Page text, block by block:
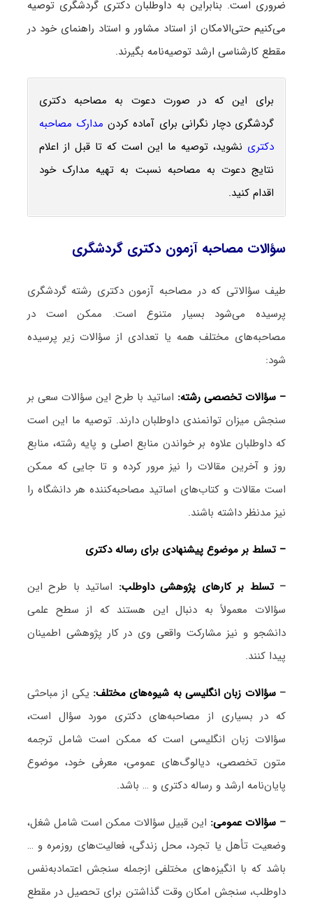
ضروری است. بنابراین به داوطلبان دکتری گردشگری توصیه
می‌کنیم حتی‌الامکان از استاد مشاور و استاد راهنمای خود در
مقطع کارشناسی ارشد توصیه‌نامه بگیرند.
برای این که در صورت دعوت به مصاحبه دکتری
گردشگری دچار نگرانی برای آماده کردن مدارک مصاحبه
دکتری نشوید، توصیه ما این است که تا قبل از اعلام
نتایج دعوت به مصاحبه نسبت به تهیه مدارک خود
اقدام کنید.
سؤالات مصاحبه آزمون دکتری گردشگری
طیف سؤالاتی که در مصاحبه آزمون دکتری رشته گردشگری
پرسیده می‌شود بسیار متنوع است. ممکن است در
مصاحبه‌های مختلف همه یا تعدادی از سؤالات زیر پرسیده
شود:
– سؤالات تخصصی رشته: اساتید با طرح این سؤالات سعی بر
سنجش میزان توانمندی داوطلبان دارند. توصیه ما این است
که داوطلبان علاوه بر خواندن منابع اصلی و پایه رشته، منابع
روز و آخرین مقالات را نیز مرور کرده و تا جایی که ممکن
است مقالات و کتاب‌های اساتید مصاحبه‌کننده هر دانشگاه را
نیز مدنظر داشته باشند.
– تسلط بر موضوع پیشنهادی برای رساله دکتری
–تسلط بر کارهای پژوهشی داوطلب: اساتید با طرح این
سؤالات معمولاً به دنبال این هستند که از سطح علمی
دانشجو و نیز مشارکت واقعی وی در کار پژوهشی اطمینان
پیدا کنند.
– سؤالات زبان انگلیسی به شیوه‌های مختلف: یکی از مباحثی
که در بسیاری از مصاحبه‌های دکتری مورد سؤال است،
سؤالات زبان انگلیسی است که ممکن است شامل ترجمه
متون تخصصی، دیالوگ‌های عمومی، معرفی خود، موضوع
پایان‌نامه ارشد و رساله دکتری و … باشد.
– سؤالات عمومی: این قبیل سؤالات ممکن است شامل شغل،
وضعیت تأهل یا تجرد، محل زندگی، فعالیت‌های روزمره و …
باشد که با انگیزه‌های مختلفی ازجمله سنجش اعتمادبه‌نفس
داوطلب، سنجش امکان وقت گذاشتن برای تحصیل در مقطع